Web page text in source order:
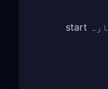
FreeGuard application دوبارہ start